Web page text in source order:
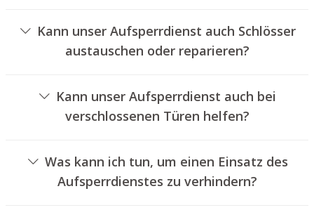
Kann unser Aufsperrdienst auch Schlösser
austauschen oder reparieren?
Schlössern an.Kann unser Aufsperrdienst auch bei
verschlossenen Türen helfen?
Dies kann jedoch normalerweise nicht geschehen, ohne
das Türschloss aufzubohren. Wir setzen Ihnen jedoch
einen neuen Zylinder ein, sodass die Eingangstür wieder
Was kann ich tun, um einen Einsatz des
Aufsperrdienstes zu verhindern?